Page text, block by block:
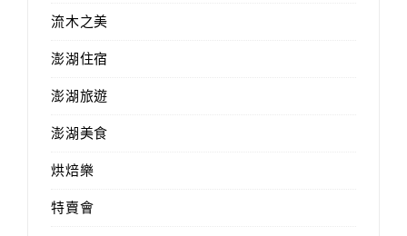
流木之美
澎湖住宿
澎湖旅遊
澎湖美食
烘焙樂
特賣會